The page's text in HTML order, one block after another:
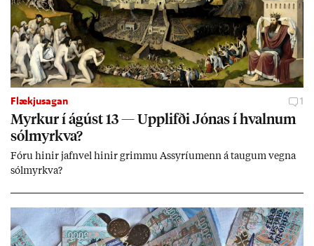
Flækjusagan 1
Myrk­ur í ág­úst 13 — Upp­lifði Jón­as í hvaln­um
sól­myrkva?
Fóru hinir jafn­vel hinir grimmu Ass­yríu­menn á taug­um vegna
sól­myrkva?